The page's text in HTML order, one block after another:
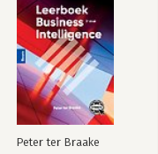
Peter ter Braake